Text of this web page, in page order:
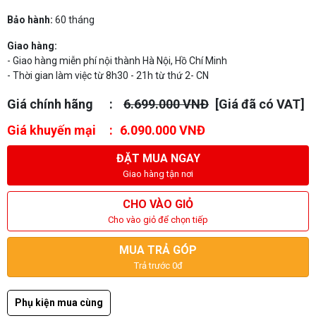
Bảo hành: 60 tháng
Giao hàng:
- Giao hàng miễn phí nội thành Hà Nội, Hồ Chí Minh
- Thời gian làm việc từ 8h30 - 21h từ thứ 2- CN
Giá chính hãng 6.699.000 VNĐ [Giá đã có VAT]
Giá khuyến mại
6.090.000 VNĐ
ĐẶT MUA NGAY
Giao hàng tận nơi
CHO VÀO GIỎ
Cho vào giỏ để chọn tiếp
MUA TRẢ GÓP
Trả trước 0đ
Phụ kiện mua cùng